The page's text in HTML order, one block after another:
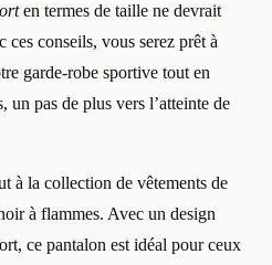
en termes de taille ne devrait
ces conseils, vous serez prêt à
garde-robe sportive tout en
un pas de plus vers l’atteinte de
à la collection de vêtements de
à flammes. Avec un design
ce pantalon est idéal pour ceux